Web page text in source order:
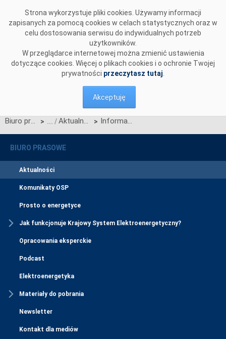
Strona wykorzystuje pliki cookies. Używamy informacji
zapisanych za pomocą cookies w celach statystycznych oraz w
celu dostosowania serwisu do indywidualnych potrzeb
użytkowników.
W przeglądarce internetowej można zmienić ustawienia
dotyczące cookies. Więcej o plikach cookies i o ochronie Twojej
prywatności przeczytasz tutaj
Akceptuję
Biuro prasowe > Aktualności > Informacja OSP nt. tłumaczenia na język polski tekstu dokumentu „Methodology for Identifying Regional Electricity Crisis Scenarios”
BIURO PRASOWE
Aktualności
Komunikaty OSP
Prosto o energetyce
Jak funkcjonuje Krajowy System Elektroenergetyczny?
Opracowania eksperckie
Podcast
Elektroenergetyka
Materiały do pobrania
Newsletter
Kontakt dla mediów